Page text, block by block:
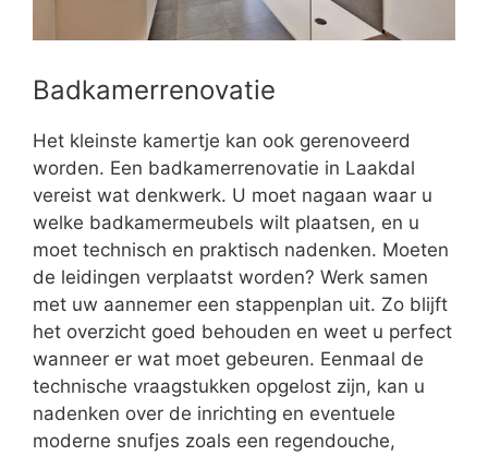
Badkamerrenovatie
Het kleinste kamertje kan ook gerenoveerd
worden. Een badkamerrenovatie in Laakdal
vereist wat denkwerk. U moet nagaan waar u
welke badkamermeubels wilt plaatsen, en u
moet technisch en praktisch nadenken. Moeten
de leidingen verplaatst worden? Werk samen
met uw aannemer een stappenplan uit. Zo blijft
het overzicht goed behouden en weet u perfect
wanneer er wat moet gebeuren. Eenmaal de
technische vraagstukken opgelost zijn, kan u
nadenken over de inrichting en eventuele
moderne snufjes zoals een regendouche,